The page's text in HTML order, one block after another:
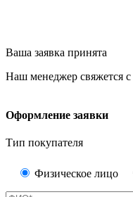
Ваша заявка принята
Наш менеджер свяжется
Оформление заявки
Тип покупателя
Физическое лицо